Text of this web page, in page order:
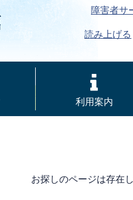
障害者サ
読み上げる
利用案内
お探しのページは存在